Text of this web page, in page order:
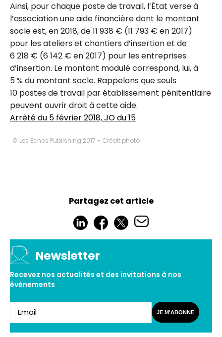
Ainsi, pour chaque poste de travail, l’État verse à
l’association une aide financière dont le montant
socle est, en 2018, de 11 938 € (11 793 € en 2017)
pour les ateliers et chantiers d’insertion et de
6 218 € (6 142 € en 2017) pour les entreprises
d’insertion. Le montant modulé correspond, lui, à
5 % du montant socle. Rappelons que seuls
10 postes de travail par établissement pénitentiaire
peuvent ouvrir droit à cette aide.
Arrêté du 5 février 2018, JO du 15
© Les Echos Publishing 2017 - Crédit photo :
Partagez cet article
Newsletter
Recevez nos actualités et des invitations à nos
événements
JE M'ABONNE